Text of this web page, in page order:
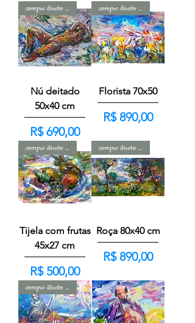
compre direto com o artista
Nú deitado
50x40 cm
Preço
R$ 690,00
compre direto com o artista
Florista 70x50
Preço
R$ 890,00
compre direto com o artista
Tijela com frutas
45x27 cm
Preço
R$ 500,00
compre direto com o artista
Roça 80x40 cm
Preço
R$ 890,00
compre direto com o artista